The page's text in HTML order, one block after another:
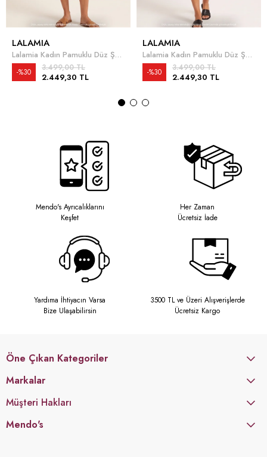
LALAMIA
Lalamia Kadın Pamuklu Düz Şort Ekru
2.449,30 TL
3.499,00 TL
%30
LALAMIA
Lalamia Kadın Pamuklu Düz Şort Siyah
2.449,30 TL
3.499,00 TL
%30
Mendo's Ayrıcalıklarını
Keşfet
Her Zaman
Ücretsiz İade
Yardıma İhtiyacın Varsa
Bize Ulaşabilirsin
3500 TL ve Üzeri Alışverişlerde
Ücretsiz Kargo
Öne Çıkan Kategoriler
Markalar
Müşteri Hakları
Mendo's